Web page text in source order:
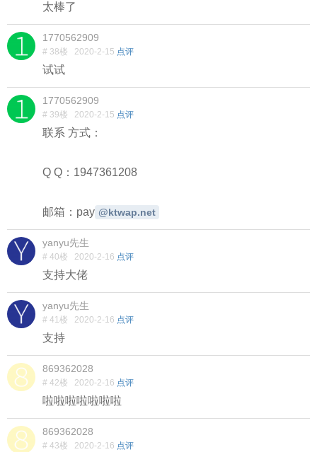
太棒了
1770562909
# 38楼 2020-2-15 点评
试试
1770562909
# 39楼 2020-2-15 点评
联系 方式：
Q Q：1947361208
邮箱：pay @ktwap.net
yanyu先生
# 40楼 2020-2-16 点评
支持大佬
yanyu先生
# 41楼 2020-2-16 点评
支持
869362028
# 42楼 2020-2-16 点评
啦啦啦啦啦啦啦
869362028
# 43楼 2020-2-16 点评